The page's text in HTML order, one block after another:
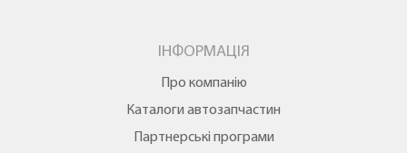
ІНФОРМАЦІЯ
Про компанію
Каталоги автозапчастин
Партнерські програми